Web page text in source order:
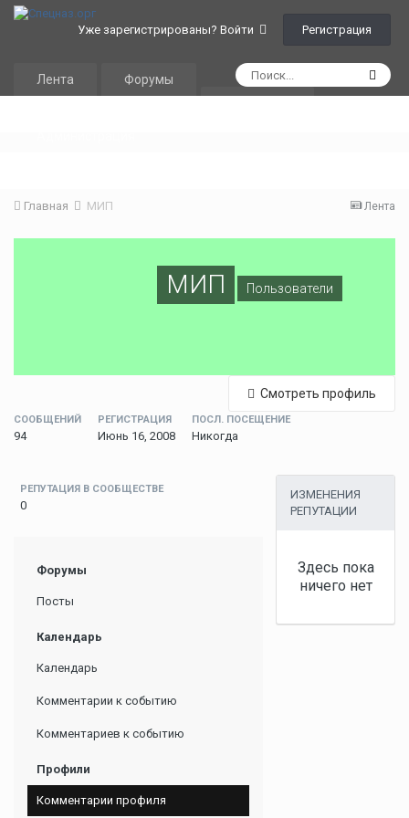
Уже зарегистрированы? Войти Регистрация
Лента
Форумы
Лента
Главная МИП
МИП Пользователи
Смотреть профиль
СООБЩЕНИЙ
94
РЕГИСТРАЦИЯ
Июнь 16, 2008
ПОСЛ. ПОСЕЩЕНИЕ
Никогда
РЕПУТАЦИЯ В СООБЩЕСТВЕ
0
Форумы
Посты
Календарь
Календарь
Комментарии к событию
Комментариев к событию
Профили
Комментарии профиля
ИЗМЕНЕНИЯ
РЕПУТАЦИИ
Здесь пока
ничего нет